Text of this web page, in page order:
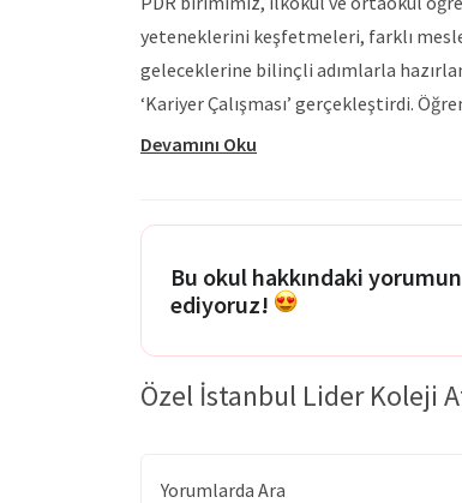
yeteneklerini keşfetmeleri, farklı
geleceklerine bilinçli adımlarla
‘Kariyer Çalışması’ gerçekleştirdi.
ve mesleki gelişim yolculuklarında
Devamını Oku
Bu okul hakkındaki
ediyoruz!
Özel İstanbul Lider Koleji